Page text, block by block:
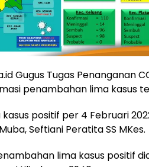
Gugus Tugas Penanganan
penambahan lima kasus
positif per 4 Februari
Seftiani Peratita SS MKes.
lima kasus positif